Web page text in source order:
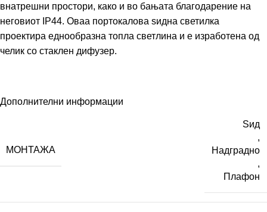
внатрешни простори, како и во бањата благодарение на
неговиот IP44. Оваа портокалова ѕидна светилка
проектира еднообразна топла светлина и е изработена од
челик со стаклен дифузер.
Дополнителни информации
МОНТАЖА
Ѕид
,
Надградно
,
Плафон